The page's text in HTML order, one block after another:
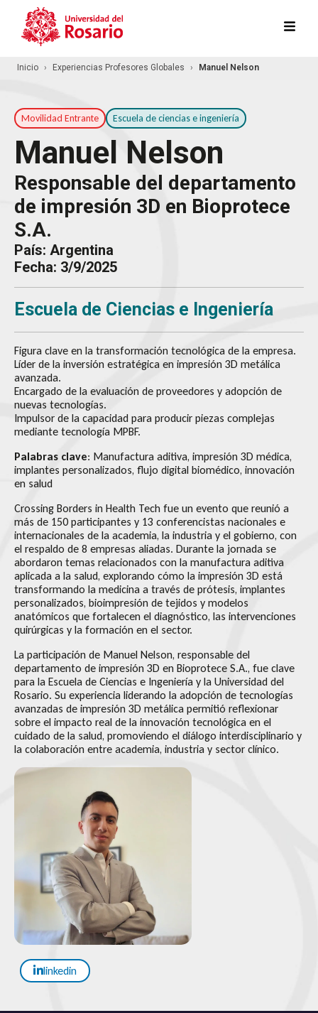
Pasar al contenido principal
Inicio Experiencias Profesores Globales Manuel Nelson
Movilidad Entrante Escuela de ciencias e ingeniería
Manuel Nelson
Responsable del departamento
de impresión 3D en Bioprotece
S.A.
País: Argentina
Fecha: 3/9/2025
Escuela de Ciencias e Ingeniería
Figura clave en la transformación tecnológica de la empresa.
Líder de la inversión estratégica en impresión 3D metálica
avanzada.
Encargado de la evaluación de proveedores y adopción de
nuevas tecnologías.
Impulsor de la capacidad para producir piezas complejas
mediante tecnología MPBF.
Palabras clave: Manufactura aditiva, impresión 3D médica,
implantes personalizados, flujo digital biomédico, innovación
en salud
Crossing Borders in Health Tech fue un evento que reunió a
más de 150 participantes y 13 conferencistas nacionales e
internacionales de la academia, la industria y el gobierno, con
el respaldo de 8 empresas aliadas. Durante la jornada se
abordaron temas relacionados con la manufactura aditiva
aplicada a la salud, explorando cómo la impresión 3D está
transformando la medicina a través de prótesis, implantes
personalizados, bioimpresión de tejidos y modelos
anatómicos que fortalecen el diagnóstico, las intervenciones
quirúrgicas y la formación en el sector.
La participación de Manuel Nelson, responsable del
departamento de impresión 3D en Bioprotece S.A., fue clave
para la Escuela de Ciencias e Ingeniería y la Universidad del
Rosario. Su experiencia liderando la adopción de tecnologías
avanzadas de impresión 3D metálica permitió reflexionar
sobre el impacto real de la innovación tecnológica en el
cuidado de la salud, promoviendo el diálogo interdisciplinario y
la colaboración entre academia, industria y sector clínico.
linkedin